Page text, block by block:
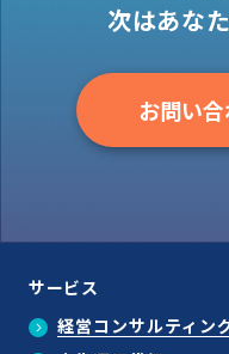
次はあな
お問い
サービス
経営コンサルティン